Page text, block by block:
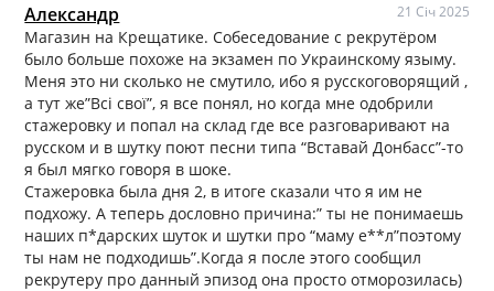
Александр 21 Січ 2025
Магазин на Крещатике. Собеседование с рекрутёром
было больше похоже на экзамен по Украинскому языму.
Меня это ни сколько не смутило, ибо я русскоговорящий ,
а тут же”Всі свої”, я все понял, но когда мне одобрили
стажеровку и попал на склад где все разговаривают на
русском и в шутку поют песни типа “Вставай Донбасс”-то
я был мягко говоря в шоке.
Стажеровка была дня 2, в итоге сказали что я им не
подхожу. А теперь дословно причина:” ты не понимаешь
наших п*дарских шуток и шутки про “маму е**л”поэтому
ты нам не подходишь”.Когда я после этого сообщил
рекрутеру про данный эпизод она просто отморозилась)